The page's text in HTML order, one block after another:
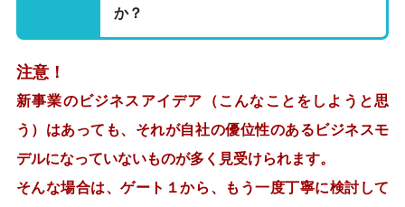
か？
注意！
新事業のビジネスアイデア（こんなことをしようと思
う）はあっても、それが自社の優位性のあるビジネスモ
デルになっていないものが多く見受けられます。
そんな場合は、ゲート１から、もう一度丁寧に検討して